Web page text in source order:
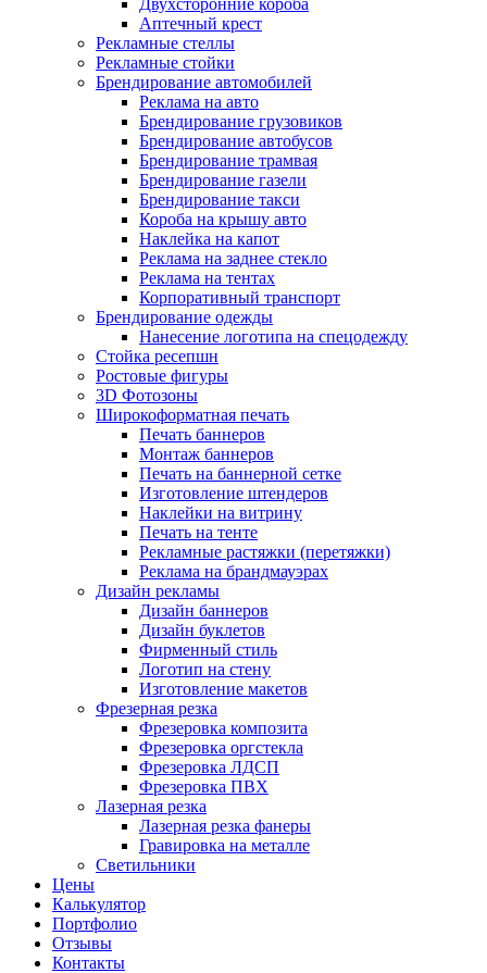
Двухсторонние короба
Аптечный крест
Рекламные стеллы
Рекламные стойки
Брендирование автомобилей
Реклама на авто
Брендирование грузовиков
Брендирование автобусов
Брендирование трамвая
Брендирование газели
Брендирование такси
Короба на крышу авто
Наклейка на капот
Реклама на заднее стекло
Реклама на тентах
Корпоративный транспорт
Брендирование одежды
Нанесение логотипа на спецодежду
Стойка ресепшн
Ростовые фигуры
3D Фотозоны
Широкоформатная печать
Печать баннеров
Монтаж баннеров
Печать на баннерной сетке
Изготовление штендеров
Наклейки на витрину
Печать на тенте
Рекламные растяжки (перетяжки)
Реклама на брандмауэрах
Дизайн рекламы
Дизайн баннеров
Дизайн буклетов
Фирменный стиль
Логотип на стену
Изготовление макетов
Фрезерная резка
Фрезеровка композита
Фрезеровка оргстекла
Фрезеровка ЛДСП
Фрезеровка ПВХ
Лазерная резка
Лазерная резка фанеры
Гравировка на металле
Светильники
Цены
Калькулятор
Портфолио
Отзывы
Контакты